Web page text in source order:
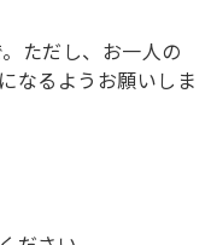
ただし、お一人の
なるようお願いしま